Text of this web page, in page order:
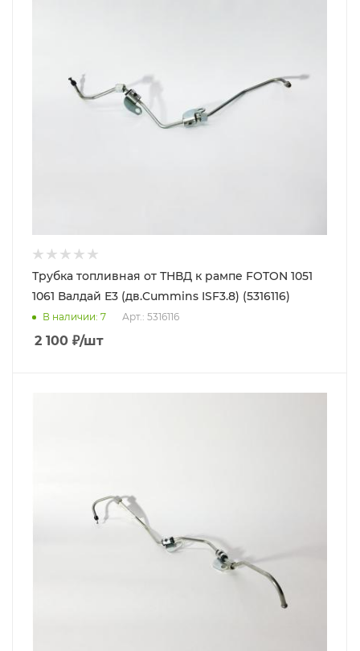
Трубка топливная от ТНВД к рампе FOTON 1051
1061 Валдай Е3 (дв.Cummins ISF3.8) (5316116)
В наличии: 7 Арт.: 5316116
2 100 ₽/шт